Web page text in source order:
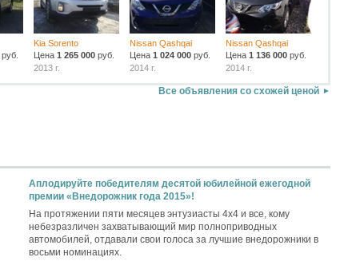
руб.
Kia Sorento
Цена1 265 000 руб.
2013 г.
Nissan Qashqai
Цена 1 024 000руб.
2014 г.
Nissan Qashqai
Цена 1 136 000руб.
2014 г.
Все объявления со схожей ценой
Аплодируйте победителям десятой юбилейной ежегодной
премии «Внедорожник года 2015»!
На протяжении пяти месяцев энтузиасты 4х4 и все, кому
небезразличен захватывающий мир полноприводных
автомобилей, отдавали свои голоса за лучшие внедорожники в
восьми номинациях.